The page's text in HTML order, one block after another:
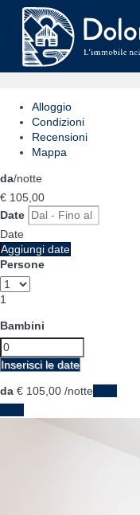
Alloggio
Condizioni
Recensioni
Mappa
da/notte
€ 105, 00
Date
Date
Aggiungi date
Persone
1
Bambini
Inserisci le date
da € 105, 00 /notte